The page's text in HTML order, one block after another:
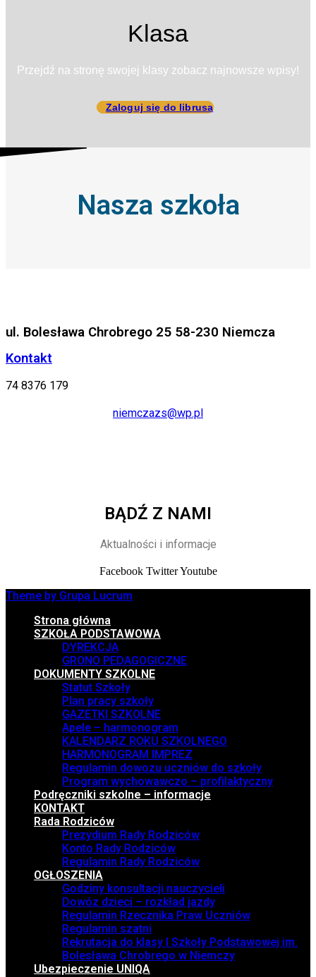
Klasa
Przejdź na stronę swojej klasy zobacz najnowsze wpisy!
Zaloguj się do librusa
Nasza szkoła
ul. Bolesława Chrobrego 25 58-230 Niemcza
Kontakt
74 8376 179
niemczazs@wp.pl
BĄDŹ Z NAMI
Aktualności i informacje
Facebook Twitter Youtube
Theme by Grupa Lucrum
Strona główna
SZKOŁA PODSTAWOWA
DYREKCJA
GRONO PEDAGOGICZNE
DOKUMENTY SZKOLNE
Statut Szkoły
Plan pracy szkoły
GAZETKI SZKOLNE
Apele – harmonogram
KALENDARZ ROKU SZKOLNEGO
HARMONOGRAM IMPREZ
Regulamin dowozu uczniów do szkoły
Program wychowawczo – profilaktyczny
Podręczniki szkolne – informacje
KONTAKT
Rada Rodziców
Prezydium Rady Rodziców
Konto Rady Rodziców
Regulamin Rady Rodziców
OGŁOSZENIA
Godziny konsultacji nauczycieli
Dowóz dzieci – rozkład jazdy
Regulamin Rzecznika Praw Uczniów
Regulamin szatni
Rekrutacja do klasy I Szkoły Podstawowej im.
Bolesława Chrobrego w Niemczy
Ubezpieczenie UNIQA